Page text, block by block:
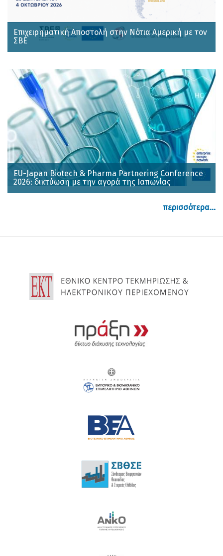
Επιχειρηματική Αποστολή στην Νότια Αμερική με τον
ΣΒΕ
EU-Japan Biotech & Pharma Partnering Conference
2026: δικτύωση με την αγορά της Ιαπωνίας
περισσότερα...